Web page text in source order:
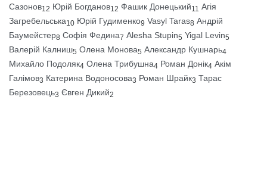
Сазонов12 Юрій Богданов12 Фашик Донецький11 Агія
Загребельська10 Юрій Гудименко9 Vasyl Taras8 Андрій
Баумейстер8 Софія Федина7 Alesha Stupin5 Yigal Levin5
Валерій Калниш5 Олена Монова5 Александр Кушнарь4
Михайло Подоляк4 Олена Трибушна4 Роман Донік4 Акім
Галімов3 Катерина Водоносова3 Роман Шрайк3 Тарас
Березовець3 Євген Дикий2